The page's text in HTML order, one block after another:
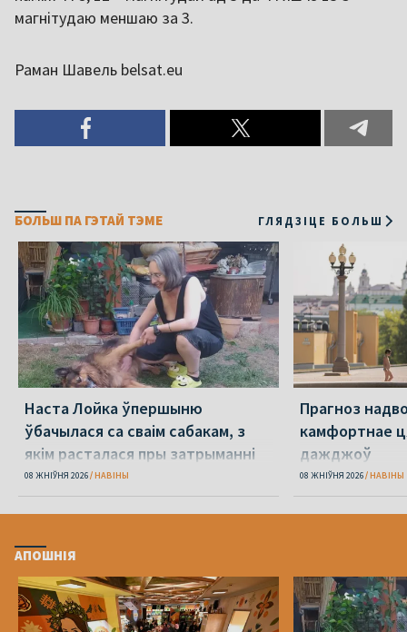
магнітудаю меншаю за 3.
Раман Шавель belsat.eu
БОЛЬШ ПА ГЭТАЙ ТЭМЕ ГЛЯДЗІЦЕ БОЛЬШ
Наста Лойка ўпершыню
ўбачылася са сваім сабакам, з
якім расталася пры затрыманні
амаль 4 гады таму
08 ЖНІЎНЯ 2026 НАВІНЫ
Прагноз
камфортнае
дажджоў
08 ЖНІЎНЯ 2026 НАВІНЫ
АПОШНІЯ